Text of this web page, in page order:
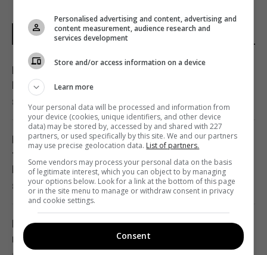
Известный американский актёр обратился
к Путину на фоне ударов по Украине
21:43 суббота, 08 августа 2026
В СССР создали систему "судного дня",
которая до сих пор может уничтожить
человечество
21:18 суббота, 08 августа 2026
"Это очень больно": сын Байдена
рассказал о состоянии здоровья своего
отца
21:15 суббота, 08 августа 2026
ПОСЛЕДНИЕ НОВОСТИ
Развелись 10 лет назад: как живет
Бандерас и Мелани Гриффит
8 августа 2026, 22:58
Пострадали дети, самому младшему всего
три месяца: РФ цинично атаковала
Павлоград
8 августа 2026, 22:34
Клад времен войны: супруги нашли золота
и серебро во время ремонта
Personalised advertising and content, advertising and
content measurement, audience research and
services development
Store and/or access information on a device
Learn more
Your personal data will be processed and information from
your device (cookies, unique identifiers, and other device
data) may be stored by, accessed by and shared with 227
partners, or used specifically by this site. We and our partners
may use precise geolocation data. List of partners.
Some vendors may process your personal data on the basis
of legitimate interest, which you can object to by managing
your options below. Look for a link at the bottom of this page
or in the site menu to manage or withdraw consent in privacy
and cookie settings.
Consent